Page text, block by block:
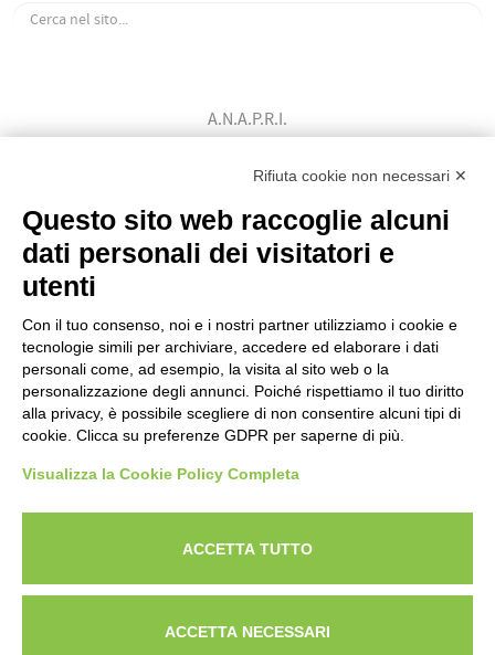
A.N.A.P.R.I.
Bovini di Razza Pezzata Rossa Italiana
Codice Fiscale: 80009310303
Powered byANAPRI Webmaster
Rifiuta cookie non necessari ✕
Questo sito web raccoglie alcuni
dati personali dei visitatori e
utenti
Con il tuo consenso, noi e i nostri partner utilizziamo i cookie e
tecnologie simili per archiviare, accedere ed elaborare i dati
personali come, ad esempio, la visita al sito web o la
personalizzazione degli annunci. Poiché rispettiamo il tuo diritto
alla privacy, è possibile scegliere di non consentire alcuni tipi di
cookie. Clicca su preferenze GDPR per saperne di più.
Visualizza la Cookie Policy Completa
ACCETTA TUTTO
ACCETTA NECESSARI